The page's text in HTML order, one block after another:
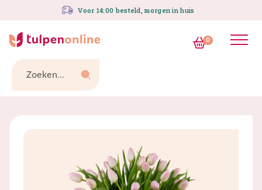
inhoud
Voor 14:00 besteld, morgen in huis
0